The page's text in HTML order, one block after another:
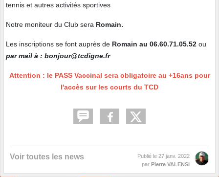
tennis et autres activités sportives
Notre moniteur du Club sera Romain.
Les inscriptions se font auprès de Romain au 06.60.71.05.52 ou
par mail à : bonjour@tcdigne.fr
Attention : le PASS Vaccinal sera obligatoire au +16ans pour
l'accès sur les courts du TCD
Voir toutes les news Publié le 27 janv. 2022
par Pierre VALENSI